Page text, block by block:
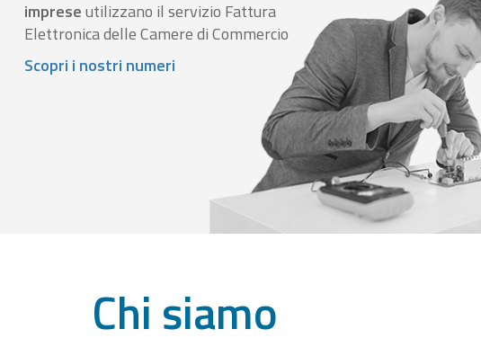
impreseutilizzano il servizio Fattura
Elettronica delle Camere di Commercio
Scopri i nostri numeri
Chi siamo